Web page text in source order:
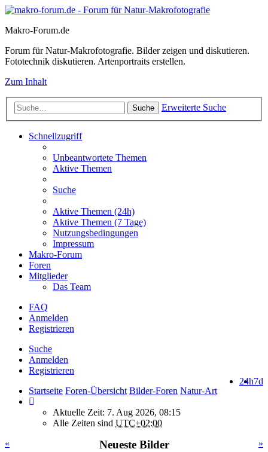
Makro-Forum.de
Forum für Natur-Makrofotografie. Bilder zeigen und diskutieren.
Fototechnik diskutieren. Artenportraits erstellen.
Zum Inhalt
Suche Erweiterte Suche
Schnellzugriff
Unbeantwortete Themen
Aktive Themen
Suche
Aktive Themen (24h)
Aktive Themen (7 Tage)
Nutzungsbedingungen
Impressum
Makro-Forum
Foren
Mitglieder
Das Team
FAQ
Anmelden
Registrieren
Suche
Anmelden
Registrieren
7d
24h
Startseite Foren-Übersicht Bilder-Foren Natur-Art
Aktuelle Zeit: 7. Aug 2026, 08:15
Alle Zeiten sind UTC+02:00
«
»
Neueste Bilder